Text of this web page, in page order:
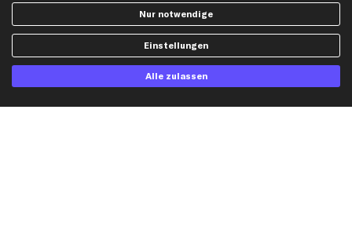
Opel Ersatzteile
Peugeot Ersatzteile
Seat Ersatzteile
Skoda Ersatzteile
VW Ersatzteile
Nur notwendige
Einstellungen
Alle zulassen